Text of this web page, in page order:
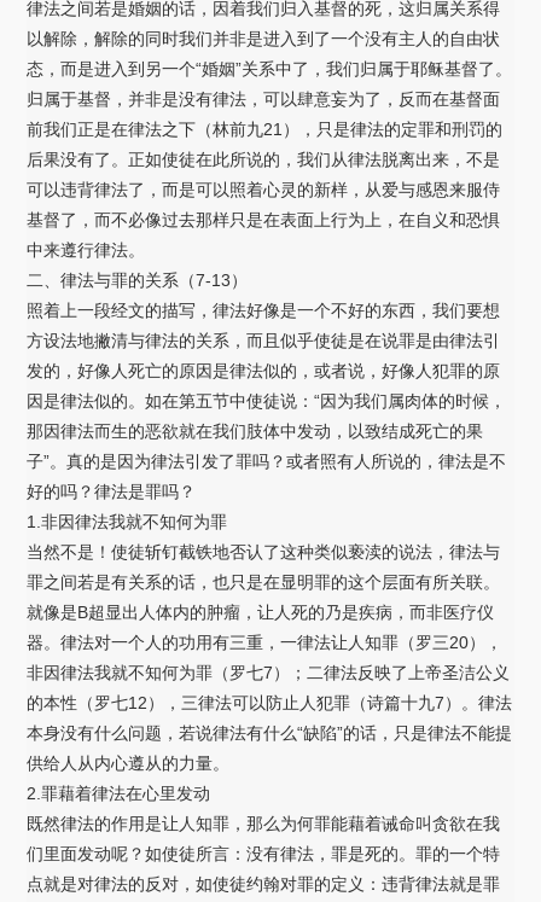
律法之间若是婚姻的话，因着我们归入基督的死，这归属关系得
以解除，解除的同时我们并非是进入到了一个没有主人的自由状
态，而是进入到另一个“婚姻”关系中了，我们归属于耶稣基督了。
归属于基督，并非是没有律法，可以肆意妄为了，反而在基督面
前我们正是在律法之下（林前九21），只是律法的定罪和刑罚的
后果没有了。正如使徒在此所说的，我们从律法脱离出来，不是
可以违背律法了，而是可以照着心灵的新样，从爱与感恩来服侍
基督了，而不必像过去那样只是在表面上行为上，在自义和恐惧
中来遵行律法。
二、律法与罪的关系（7-13）
照着上一段经文的描写，律法好像是一个不好的东西，我们要想
方设法地撇清与律法的关系，而且似乎使徒是在说罪是由律法引
发的，好像人死亡的原因是律法似的，或者说，好像人犯罪的原
因是律法似的。如在第五节中使徒说：“因为我们属肉体的时候，
那因律法而生的恶欲就在我们肢体中发动，以致结成死亡的果
子”。真的是因为律法引发了罪吗？或者照有人所说的，律法是不
好的吗？律法是罪吗？
1.非因律法我就不知何为罪
当然不是！使徒斩钉截铁地否认了这种类似亵渎的说法，律法与
罪之间若是有关系的话，也只是在显明罪的这个层面有所关联。
就像是B超显出人体内的肿瘤，让人死的乃是疾病，而非医疗仪
器。律法对一个人的功用有三重，一律法让人知罪（罗三20），
非因律法我就不知何为罪（罗七7）；二律法反映了上帝圣洁公义
的本性（罗七12），三律法可以防止人犯罪（诗篇十九7）。律法
本身没有什么问题，若说律法有什么“缺陷”的话，只是律法不能提
供给人从内心遵从的力量。
2.罪藉着律法在心里发动
既然律法的作用是让人知罪，那么为何罪能藉着诫命叫贪欲在我
们里面发动呢？如使徒所言：没有律法，罪是死的。罪的一个特
点就是对律法的反对，如使徒约翰对罪的定义：违背律法就是罪